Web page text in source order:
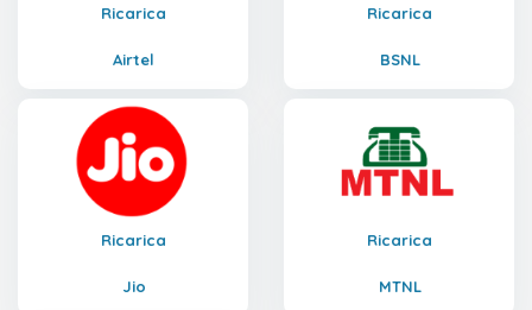
Ricarica
Airtel
Ricarica
BSNL
Ricarica
Jio
Ricarica
MTNL